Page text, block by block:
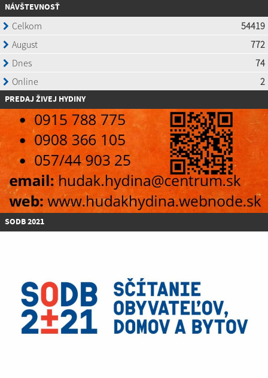
NÁVŠTEVNOSŤ
PREDAJ ŽIVEJ HYDINY
SODB 2021